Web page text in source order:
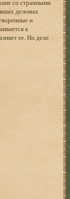
со странными
деловых
и
к
ее. Но дело